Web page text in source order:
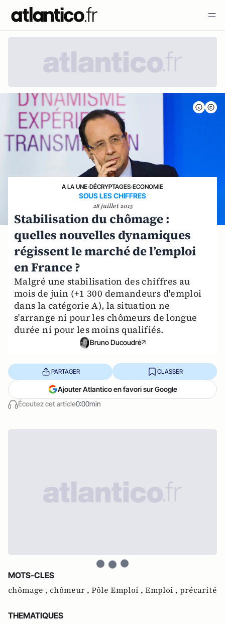
A LA UNE›DÉCRYPTAGES›ECONOMIE
SOUS LES CHIFFRES
28 juillet 2015
Stabilisation du chômage :
quelles nouvelles dynamiques
régissent le marché de l’emploi
en France ?
Malgré une stabilisation des chiffres au
mois de juin (+1 300 demandeurs d'emploi
dans la catégorie A), la situation ne
s'arrange ni pour les chômeurs de longue
durée ni pour les moins qualifiés.
Bruno Ducoudré
Écoutez cet article0:00min
PARTAGER CLASSER
Ajouter Atlantico en favori sur Google
MOTS-CLES
chômage , chômeur , Pôle Emploi , Emploi , précarité
THEMATIQUES